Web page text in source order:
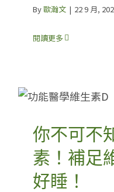
By歐瀚文 | 22 9 月,
閱讀更多
你不可不
素！補足
好睡！